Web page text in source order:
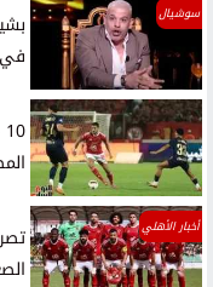
سوشيال
أخبار الأهلي